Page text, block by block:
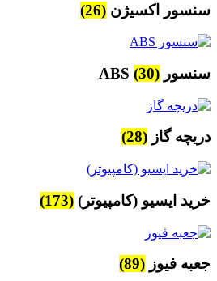
سنسور اکسیژن (26)
سنسور ABS (30)
دریچه گاز (28)
خرید ایسیو (کامپیوتر) (173)
جعبه فیوز (89)